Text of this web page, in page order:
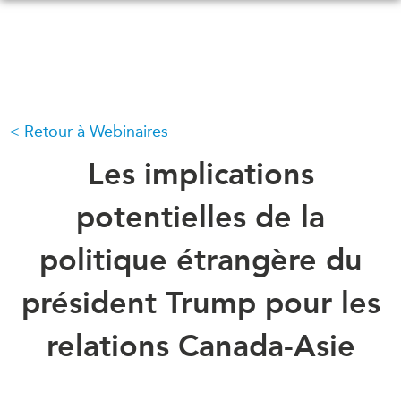
QUOI DE NEUF
CONFÉRENCES
CANADA-EN-ASIE
À PROPOS DE
NOUS
Ce que nous faisons
Qui nous sommes
Tous les événements
Canada
Asie
CCEA
MÉDIAS
Dans l'actualité
Retour à Webinaires
Les implications
potentielles de la
politique étrangère du
président Trump pour les
relations Canada-Asie